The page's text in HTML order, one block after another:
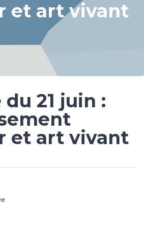
et art vivant
21 juin :
et art vivant